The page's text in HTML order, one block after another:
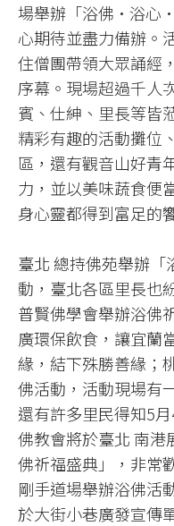
場舉辦「浴佛·浴心
心期待並盡力備辦。
住僧團帶領大眾誦經
序幕。現場超過千人
賓、仕紳、里長等皆
精彩有趣的活動攤位
區，還有觀音山好青
力，並以美味蔬食便
身心靈都得到富足的
臺北 總持佛苑舉辦
動，臺北各區里長也
普賢佛學會舉辦浴佛
廣環保飲食，讓宜蘭
緣，結下殊勝善緣；
佛活動，活動現場有
還有許多里民得知5
佛教會將於臺北 南港
佛祈福盛典」，非常
剛手道場舉辦浴佛活
於大街小巷廣發宣傳